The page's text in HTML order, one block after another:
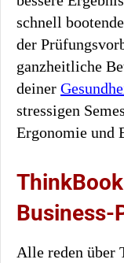
schnell
der
ganzheitliche
deiner
stressigen
Ergonomie und
Business-
Alle reden über